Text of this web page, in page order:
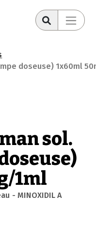
doseuse) 1x60ml
sol.
1ml
- MINOXIDIL A